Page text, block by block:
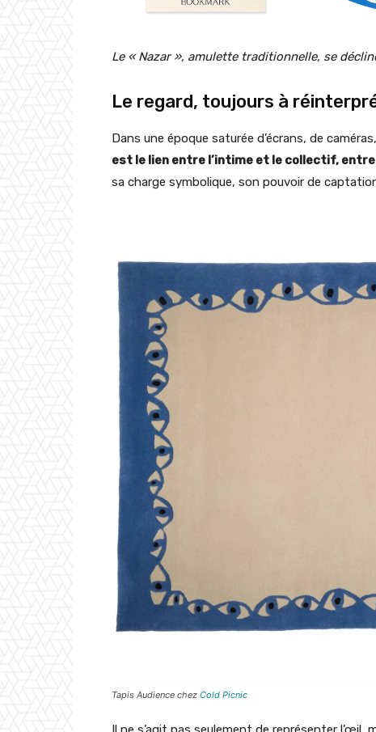
Le « Nazar », amulette traditionnelle, se
Le regard, toujours à
Dans une époque saturée d’écrans, de
est le lien entre l’intime et le collectif,
sa charge symbolique, son pouvoir de
Tapis Audience chez Cold Picnic